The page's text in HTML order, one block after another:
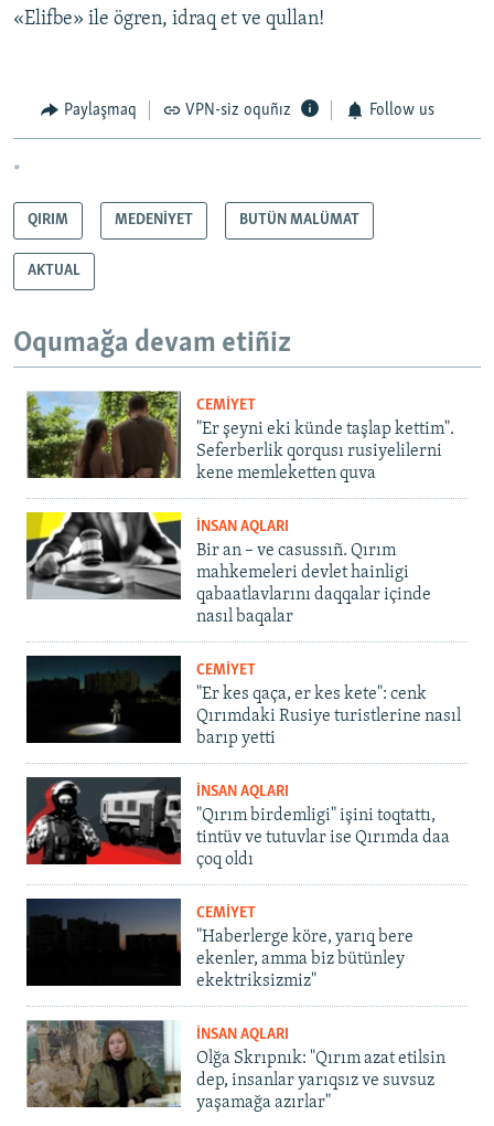
«Elifbe» ile ögren, idraq et ve qullan!
Paylaşmaq VPN-siz oquñız Follow us
*
QIRIM MEDENİYET BUTÜN MALÜMAT
AKTUAL
Oqumağa devam etiñiz
CEMİYET
"Er şeyni eki künde taşlap kettim".
Seferberlik qorqusı rusiyelilerni
kene memleketten quva
İNSAN AQLARI
Bir an – ve casussıñ. Qırım
mahkemeleri devlet hainligi
qabaatlavlarını daqqalar içinde
nasıl baqalar
CEMİYET
"Er kes qaça, er kes kete": cenk
Qırımdaki Rusiye turistlerine nasıl
barıp yetti
İNSAN AQLARI
"Qırım birdemligi" işini toqtattı,
tintüv ve tutuvlar ise Qırımda daa
çoq oldı
CEMİYET
"Haberlerge köre, yarıq bere
ekenler, amma biz bütünley
ekektriksizmiz"
İNSAN AQLARI
Olğa Skrıpnık: "Qırım azat etilsin
dep, insanlar yarıqsız ve suvsuz
yaşamağa azırlar"